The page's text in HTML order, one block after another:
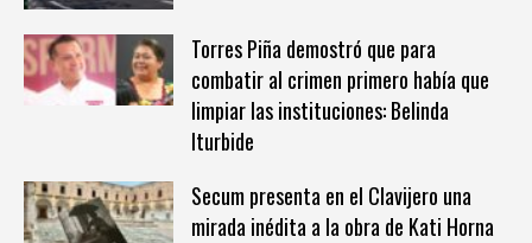
Torres Piña demostró que para
combatir al crimen primero había que
limpiar las instituciones: Belinda
Iturbide
Secum presenta en el Clavijero una
mirada inédita a la obra de Kati Horna